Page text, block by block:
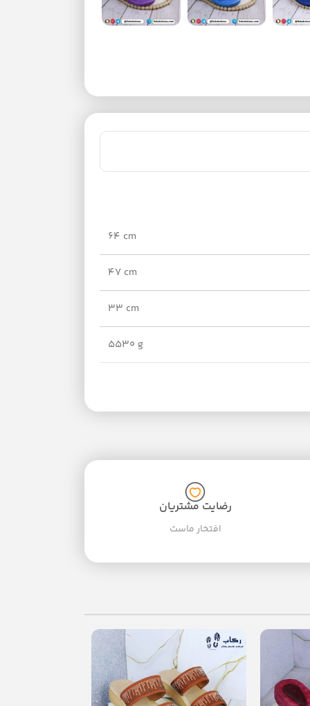
64 cm
47 cm
33 cm
5530 g
رضایت مشتریان
افتخار ماست